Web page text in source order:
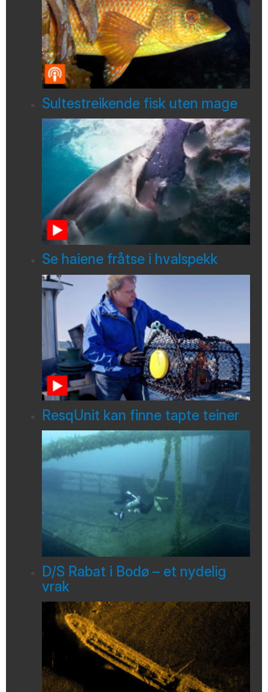
Sultestreikende fisk uten mage
Se haiene fråtse i hvalspekk
ResqUnit kan finne tapte teiner
D/S Rabat i Bodø – et nydelig
vrak